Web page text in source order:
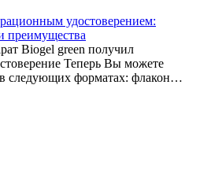
удостоверением:
преимущества
Biogel green получил
Теперь Вы можете
следующих форматах: флакон…